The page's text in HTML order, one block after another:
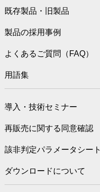
既存製品・旧製品
製品の採用事例
よくあるご質問（FAQ）
用語集
導入・技術セミナー
再販売に関する同意確認
該非判定パラメータシート
ダウンロードについて